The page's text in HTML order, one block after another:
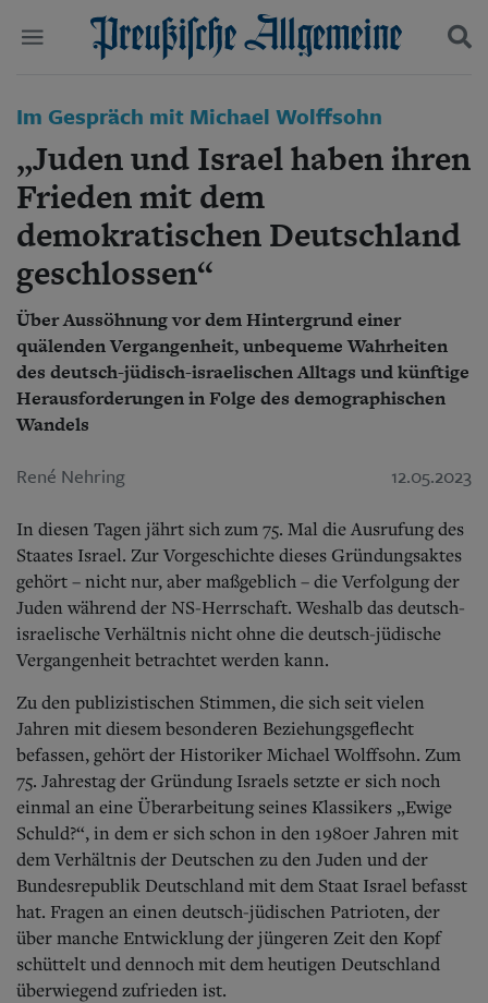
Abonnent werden
Abo Prämien
Archiv
Mediadaten
Politik
Wirtschaft
Panorama
Gesellschaft
Leben
Geschichte
Ostpreußen
Berlin-Brandenburg
Schlesien
Danzig und Westpreußen
Bücher
Kontakt
Impressum
Datenschutz
Suchen und finden
Im Gespräch mit Michael Wolffsohn
„Juden und Israel haben ihren
Frieden mit dem
demokratischen Deutschland
geschlossen“
Über Aussöhnung vor dem Hintergrund einer
quälenden Vergangenheit, unbequeme Wahrheiten
des deutsch-jüdisch-israelischen Alltags und künftige
Herausforderungen in Folge des demographischen
Wandels
René Nehring 12.05.2023
In diesen Tagen jährt sich zum 75. Mal die Ausrufung des
Staates Israel. Zur Vorgeschichte dieses Gründungsaktes
gehört – nicht nur, aber maßgeblich – die Verfolgung der
Juden während der NS-Herrschaft. Weshalb das deutsch-
israelische Verhältnis nicht ohne die deutsch-jüdische
Vergangenheit betrachtet werden kann.
Zu den publizistischen Stimmen, die sich seit vielen
Jahren mit diesem besonderen Beziehungsgeflecht
befassen, gehört der Historiker Michael Wolffsohn. Zum
75. Jahrestag der Gründung Israels setzte er sich noch
einmal an eine Überarbeitung seines Klassikers „Ewige
Schuld?“, in dem er sich schon in den 1980er Jahren mit
dem Verhältnis der Deutschen zu den Juden und der
Bundesrepublik Deutschland mit dem Staat Israel befasst
hat. Fragen an einen deutsch-jüdischen Patrioten, der
über manche Entwicklung der jüngeren Zeit den Kopf
schüttelt und dennoch mit dem heutigen Deutschland
überwiegend zufrieden ist.